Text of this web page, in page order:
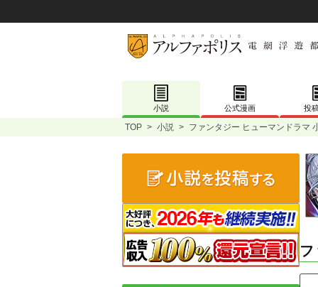
小説 公式漫画 投
TOP > 小説 > ファンタジー ヒューマンドラマ